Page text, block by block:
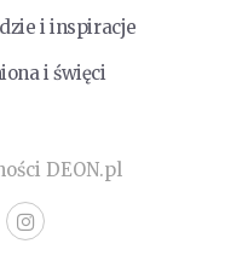
i inspiracje
i święci
DEON.pl